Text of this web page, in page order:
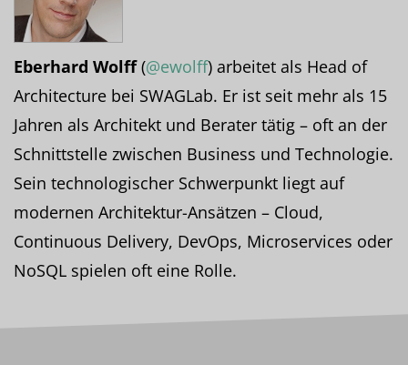
Eberhard Wolff(@ewolff) arbeitet als Head of
Architecture bei SWAGLab. Er ist seit mehr als 15
Jahren als Architekt und Berater tätig – oft an der
Schnittstelle zwischen Business und Technologie.
Sein technologischer Schwerpunkt liegt auf
modernen Architektur-Ansätzen – Cloud,
Continuous Delivery, DevOps, Microservices oder
NoSQL spielen oft eine Rolle.